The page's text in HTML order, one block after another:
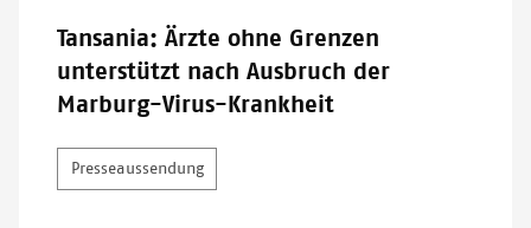
Tansania: Ärzte ohne Grenzen
unterstützt nach Ausbruch der
Marburg-Virus-Krankheit
Presseaussendung